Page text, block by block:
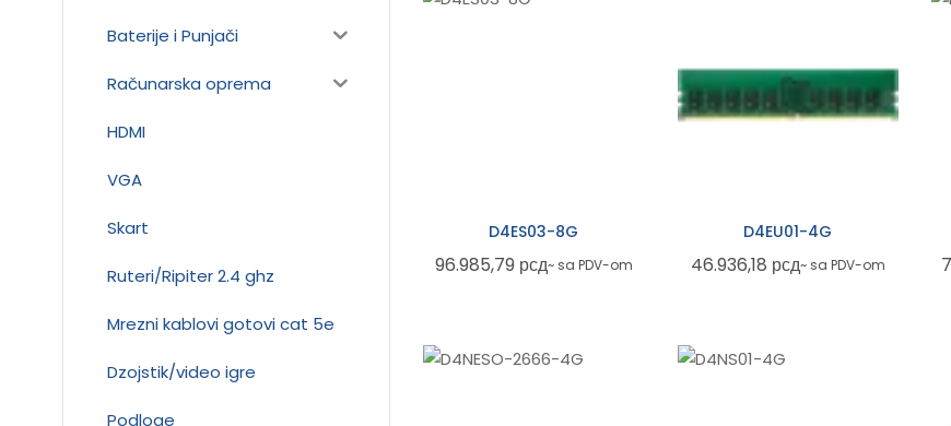
D4ES03-8G
96.985,79 рсд~ sa PDV-om
D4EU01-4G
46.936,18 рсд~ sa PDV-om
Baterije i Punjači
Računarska oprema
HDMI
VGA
Skart
Ruteri/Ripiter 2.4 ghz
Mrezni kablovi gotovi cat 5e
Dzojstik/video igre
Podloge